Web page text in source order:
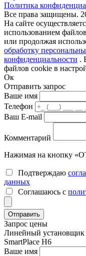
Политика
Все права защищены.
На сайте
использованием
или продолжая
обработку
конфиденциальности .
файлов cookie в
Ок
Отправить запрос
Ваше имя
Телефон
Ваш E-mail
Комментарий
Нажимая на кнопку
Подтверждаю
данных
Соглашаюсь с
Запрос цены
Линейный установщик
SmartPlace H6
Ваше имя